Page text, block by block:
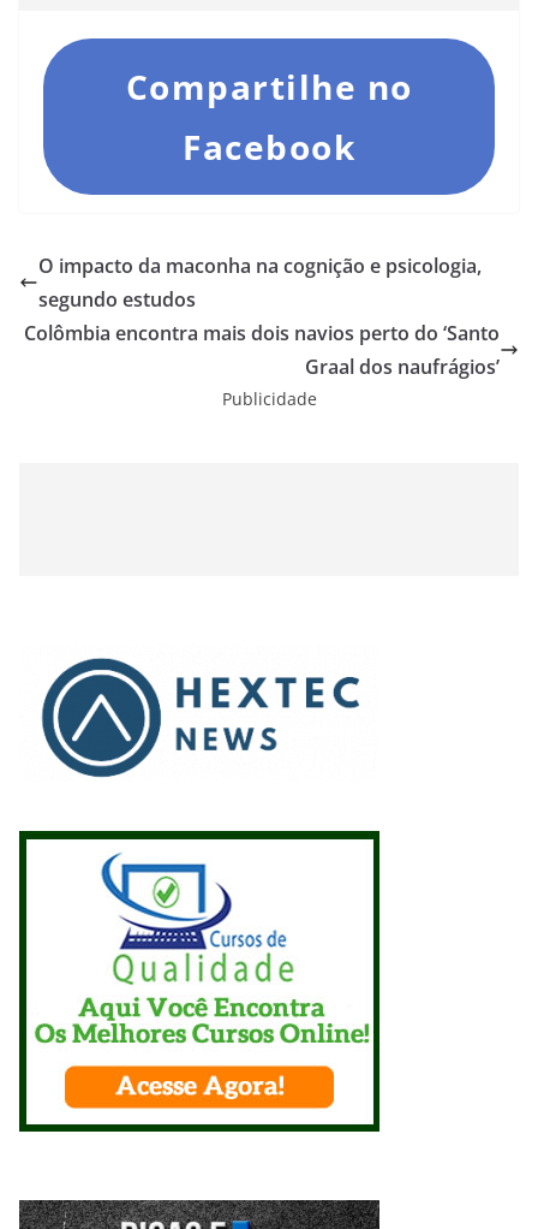
Compartilhe no
Facebook
O impacto da maconha na cognição e psicologia,
segundo estudos
Colômbia encontra mais dois navios perto do ‘Santo
Graal dos naufrágios’
Publicidade